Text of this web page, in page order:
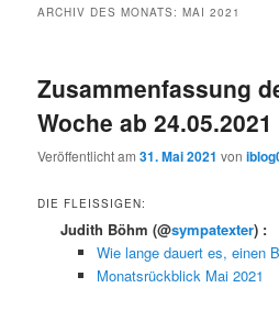
ARCHIV DES MONATS:MAI 2021
Zusammenfassung
Woche ab 24.05.2021
Veröffentlicht am31. Mai 2021 von
DIE FLEISSIGEN:
Judith Böhm(@sympatexter) :
Wie lange dauert es, einen
Monatsrückblick Mai 2021